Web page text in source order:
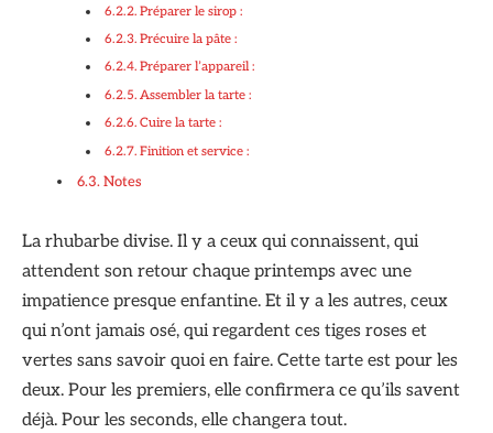
Préparer le sirop :
Précuire la pâte :
Préparer l’appareil :
Assembler la tarte :
Cuire la tarte :
Finition et service :
Notes
La rhubarbe divise. Il y a ceux qui connaissent, qui
attendent son retour chaque printemps avec une
impatience presque enfantine. Et il y a les autres, ceux
qui n’ont jamais osé, qui regardent ces tiges roses et
vertes sans savoir quoi en faire. Cette tarte est pour les
deux. Pour les premiers, elle confirmera ce qu’ils savent
déjà. Pour les seconds, elle changera tout.